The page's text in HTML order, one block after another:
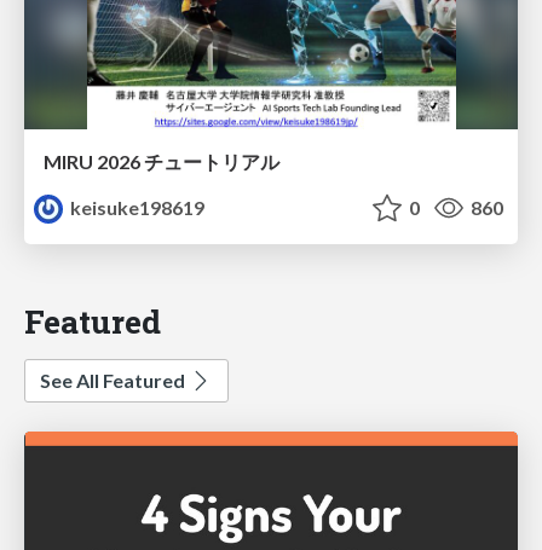
MIRU 2026 チュートリアル
keisuke198619
0 860
Featured
See All Featured